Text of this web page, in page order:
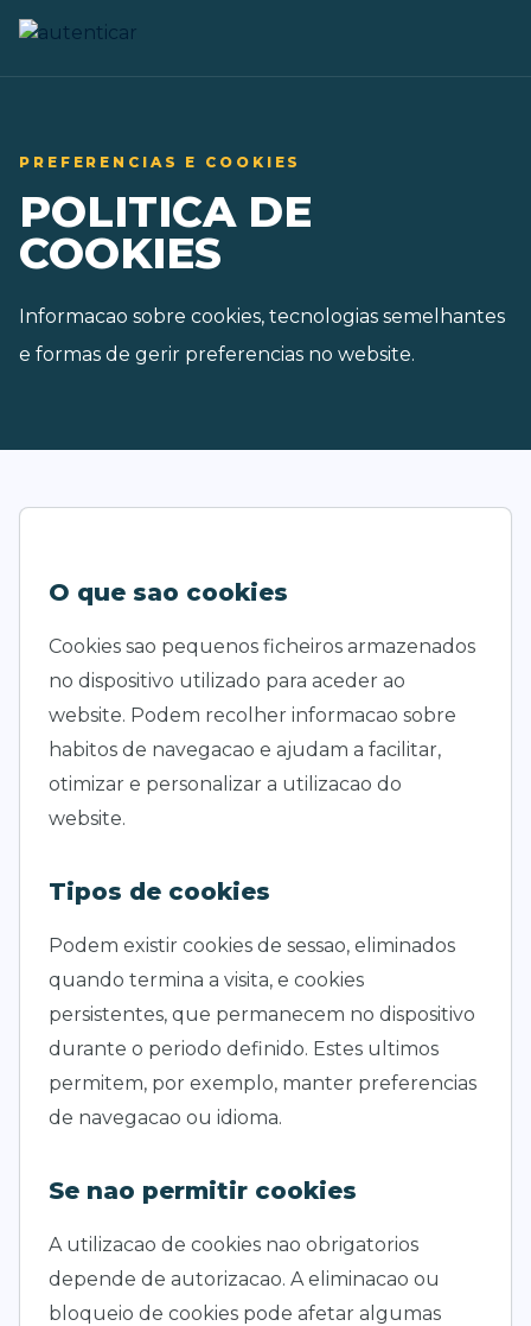
PREFERENCIAS E COOKIES
POLITICA DE
COOKIES
Informacao sobre cookies, tecnologias semelhantes
e formas de gerir preferencias no website.
O que sao cookies
Cookies sao pequenos ficheiros armazenados
no dispositivo utilizado para aceder ao
website. Podem recolher informacao sobre
habitos de navegacao e ajudam a facilitar,
otimizar e personalizar a utilizacao do
website.
Tipos de cookies
Podem existir cookies de sessao, eliminados
quando termina a visita, e cookies
persistentes, que permanecem no dispositivo
durante o periodo definido. Estes ultimos
permitem, por exemplo, manter preferencias
de navegacao ou idioma.
Se nao permitir cookies
A utilizacao de cookies nao obrigatorios
depende de autorizacao. A eliminacao ou
bloqueio de cookies pode afetar algumas